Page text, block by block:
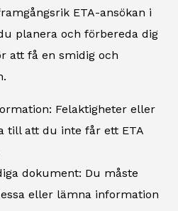
ETA-ansökan i
planera och förbereda dig
att få en smidig och
Felaktigheter eller
till att du inte får ett ETA
dokument: Du måste
eller lämna information